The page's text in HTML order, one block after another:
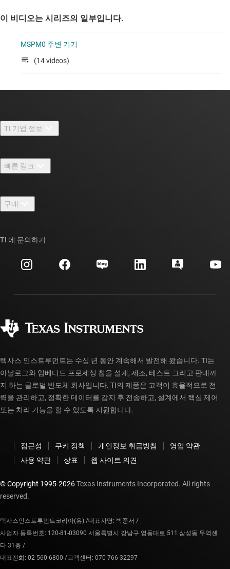
이 비디오는 시리즈의 일부입니다.
MSPM0 주변 기기
(14 videos)
TI 기업 정보
채용
뉴스룸
이벤트
투자 관계
빠른 링크
TI E2E™ 설계 지원 포럼
대체품 검색
고객 지원 센터
myTI 계정 FAQ
구매
주문 FAQ
TI 에 문의하기
텍사스 인스트루먼트는 수십 년 동안 계속해서 발전해 왔습니다. TI는
아날로그와 임베디드 프로세싱 칩을 설계, 제조, 테스트 그리고 판매까
지 하는 글로벌 반도체 회사입니다. TI의 제품은 고객이 효율적으로 전
력을 관리하고, 정확한 데이터를 감지 후 전송하고, 설계에서 핵심 제어
또는 처리 기능을 할 수 있도록 지원합니다.
접근성 쿠키 정책 개인정보 취급방침
영업 약관
사용 약관
상표 웹 사이트 의견
© Copyright 1995-2026Texas Instruments Incorporated. All rights
reserved.
텍사스인스트루먼트코리아(유) /대표자명: 박중서 /
사업자 등록번호: 120-81-03090 서울특별시 강남구 영동대로 511 삼성동 무역센
타 31층 /
대표전화: 02-560-6800 /고객센터: 070-766-32297